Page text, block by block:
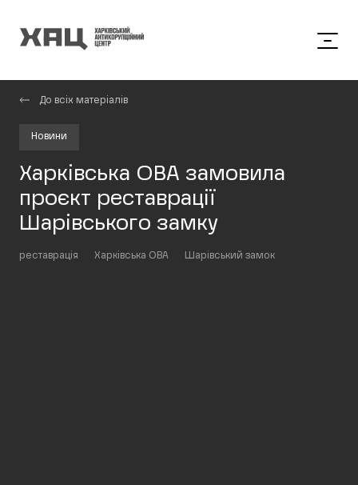
До всіх матеріалів
Новини
Харківська ОВА замовила
проєкт реставрації
Шарівського замку
реставрація Харківська ОВА Шарівський замок